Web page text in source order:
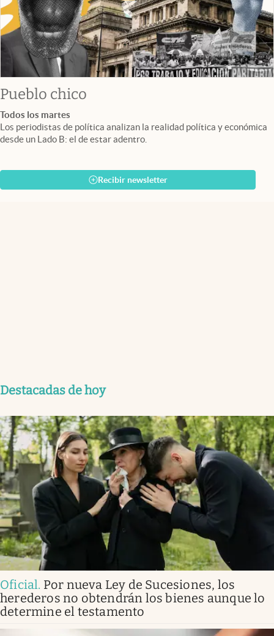
Pueblo chico
Todos los martes
Los periodistas de política analizan la realidad política y económica
desde un Lado B: el de estar adentro.
Recibir newsletter
Destacadas de hoy
Oficial. Por nueva Ley de Sucesiones, los
herederos no obtendrán los bienes aunque lo
determine el testamento